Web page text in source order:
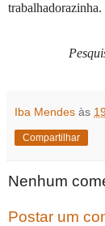
trabalhadorazinha.
Iba Mendes às
Compartilhar
Nenhum
Postar um